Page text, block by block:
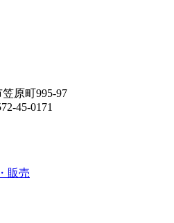
原町995-97
45-0171
販売